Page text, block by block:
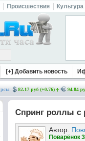
Происшествия Культура
[+] Добавить новость
82.17 руб (+0.76) 94.84
Спринг роллы с
Автор:
Поварёнок